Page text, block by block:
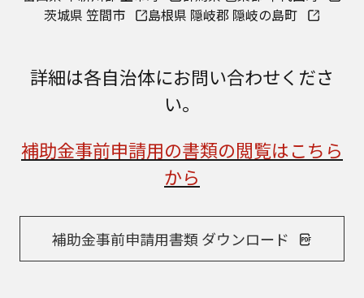
茨城県 笠間市
島根県 隠岐郡 隠岐の島町
詳細は各自治体にお問い合わせくださ
い。
補助金事前申請用の書類の閲覧はこちら
から
補助金事前申請用書類 ダウンロード